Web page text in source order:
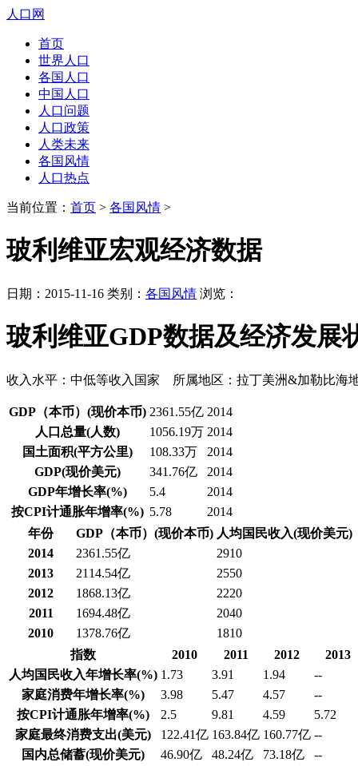
人口网
首页
世界人口
各国人口
中国人口
人口问题
人口政策
人类未来
各国风情
人口热点
当前位置： 首页 > 各国风情 >
玻利维亚宏观经济数据
日期：2015-11-16 类别： 各国风情 浏览：
玻利维亚GDP数据及经济发展
收入水平： 中低等收入国家 所属地区： 拉丁美洲&加勒比海
GDP（本币）(现价本币) 2361.55亿 2014
人口总量(人数)
1056.19万 2014
国土面积(平方公里)
108.33万
2014
GDP(现价美元)
341.76亿
2014
GDP年增长率(%)
5.4
2014
按CPI计通胀年增率(%) 5.78
2014
年份
GDP（本币）(现价本币) 人均国民收入(现价美元)
2014
2361.55亿
2910
2013
2114.54亿
2550
2012
1868.13亿
2220
2011
1694.48亿
2040
2010
1378.76亿
1810
指数
2010 2011 2012 2013
人均国民收入年增长率(%) 1.73 3.91 1.94 --
家庭消费年增长率(%)
3.98 5.47 4.57 --
按CPI计通胀年增率(%)
2.5 9.81 4.59 5.72
家庭最终消费支出(美元)
122.41亿 163.84亿 160.77亿 --
国内总储蓄(现价美元)
46.90亿 48.24亿 73.18亿 --